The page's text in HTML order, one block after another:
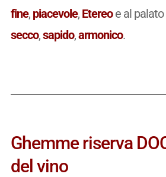
fine, piacevole, Etereoe al palato
secco,sapido,armonico.
Ghemme riserva
del vino